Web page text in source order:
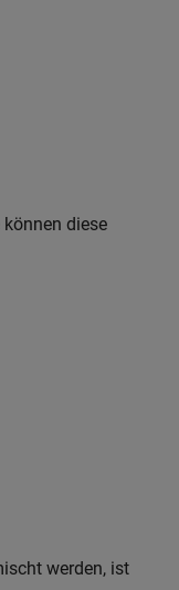
diese
werden, ist